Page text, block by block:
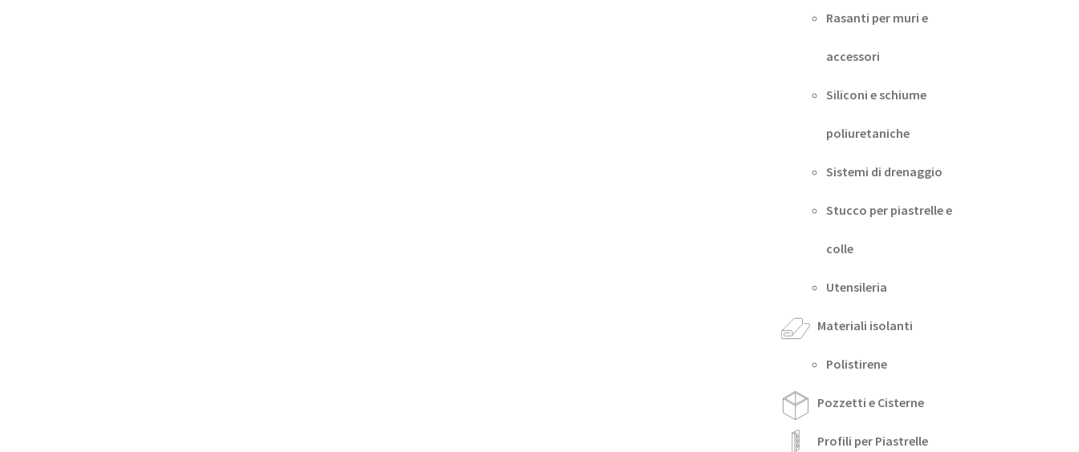
Rasanti per muri e
accessori
Siliconi e schiume
poliuretaniche
Sistemi di drenaggio
Stucco per piastrelle e
colle
Utensileria
Materiali isolanti
Polistirene
Pozzetti e Cisterne
Profili per Piastrelle